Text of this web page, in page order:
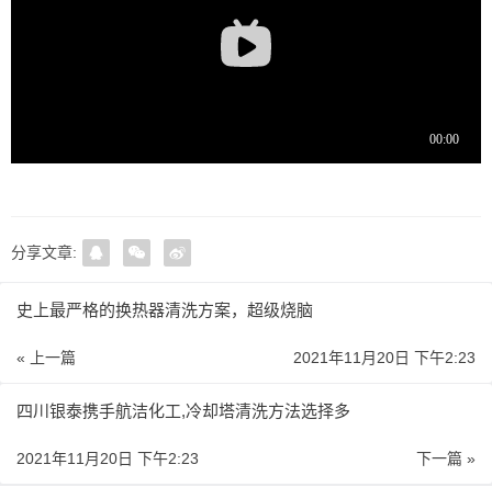
分享文章:
史上最严格的换热器清洗方案，超级烧脑
« 上一篇 2021年11月20日 下午2:23
四川银泰携手航洁化工,冷却塔清洗方法选择多
下一篇 »
2021年11月20日 下午2:23